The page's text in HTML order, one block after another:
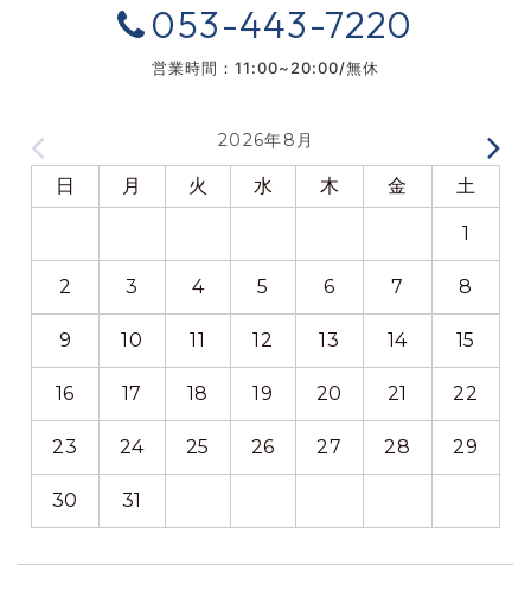
053-443-7220
営業時間：11:00~20:00/無休
2026年8月
日 月 火 水 木 金 土
1
2 3 4 5 6 7 8
9 10 11 12 13 14 15
16 17 18 19 20 21 22
23 24 25 26 27 28 29
30 31